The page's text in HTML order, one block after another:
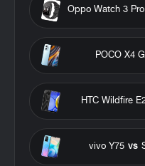
Oppo Watch 3 Pro
POCO X4
HTC Wildfire
vs
vivo Y75